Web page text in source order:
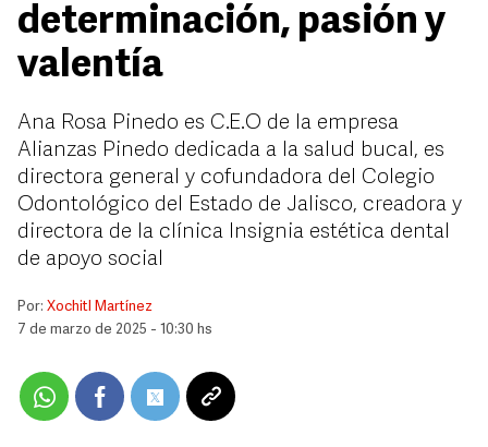
determinación, pasión y
valentía
Ana Rosa Pinedo es C.E.O de la empresa
Alianzas Pinedo dedicada a la salud bucal, es
directora general y cofundadora del Colegio
Odontológico del Estado de Jalisco, creadora y
directora de la clínica Insignia estética dental
de apoyo social
Por: Xochitl Martínez
7 de marzo de 2025 - 10:30 hs